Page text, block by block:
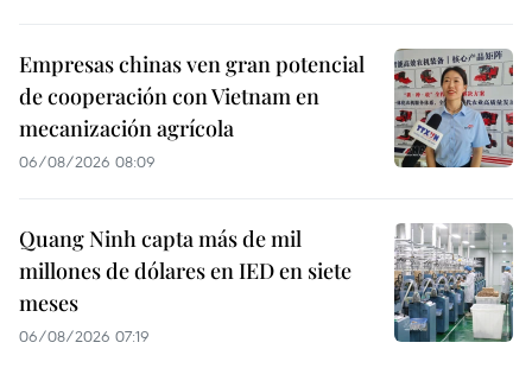
Empresas chinas ven gran potencial
de cooperación con Vietnam en
mecanización agrícola
06/08/2026 08:09
Quang Ninh capta más de mil
millones de dólares en IED en siete
meses
06/08/2026 07:19